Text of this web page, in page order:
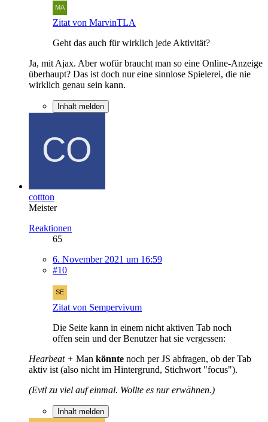
Zitat von MarvinTLA
Geht das auch für wirklich jede Aktivität?
Ja, mit Ajax. Aber wofür braucht man so eine Online-Anzeige
überhaupt? Das ist doch nur eine sinnlose Spielerei, die nie
wirklich genau sein kann.
Inhalt melden
cottton
Meister
Reaktionen
65
6. November 2021 um 16:59
#10
Zitat von Sempervivum
Die Seite kann in einem nicht aktiven Tab noch
offen sein und der Benutzer hat sie vergessen:
Hearbeat + Man könnte noch per JS abfragen, ob der Tab
aktiv ist (also nicht im Hintergrund, Stichwort "focus").
(Evtl zu viel auf einmal. Wollte es nur erwähnen.)
Inhalt melden